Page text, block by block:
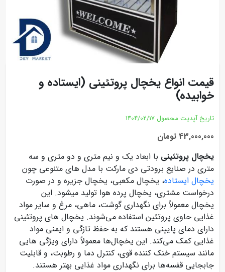
قیمت انواع یخچال پروتئینی (ایستاده و
خوابیده)
تاریخ آپدیت محصول 1404/02/17
43,000,000 تومان
یخچال پروتئینی با ابعاد یک و نیم متری و دو متری و سه
متری در صنایع برودتی دی مارکت با مدل های متنوعی چون
یخچال ایستاده، یخچال مکعبی، یخچال جزیره و در صورت
درخواست مشتری، یخچال پرده هوا تولید میشود. این
یخچال‌ معمولاً برای نگهداری گوشت، ماهی، مرغ و سایر مواد
غذایی حاوی پروتئین استفاده می‌شوند. یخچال‌ های پروتئینی
دارای دمای پایینی هستند که به حفظ تازگی و ایمنی مواد
غذایی کمک می‌کند. این یخچال‌ها معمولاً دارای ویژگی‌ هایی
مانند سیستم خنک کننده قوی، کنترل دما و رطوبت، و قابلیت
جابجایی قفسه‌ها برای نگهداری مواد غذایی بهتر هستند.